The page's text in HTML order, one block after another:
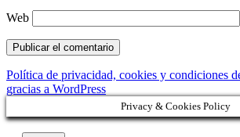
Web
Política de privacidad, cookies y condiciones
gracias a WordPress
Privacy & Cookies Policy